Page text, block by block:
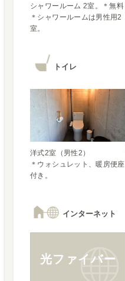
シャワールーム 2室。＊無料
＊シャワールームは男性用2
室。
トイレ
洋式2室（男性2）
＊ウォシュレット、暖房便座
付き。
インターネット
光ファイバー